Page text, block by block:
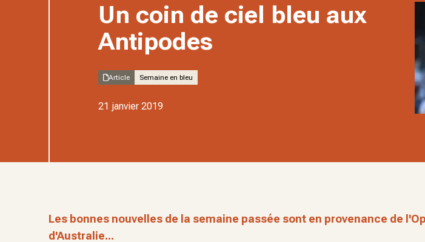
Un coin de ciel bleu aux
Antipodes
Article Semaine en bleu
21 janvier 2019
Les bonnes nouvelles de la semaine passée sont en provenance de
d'Australie...